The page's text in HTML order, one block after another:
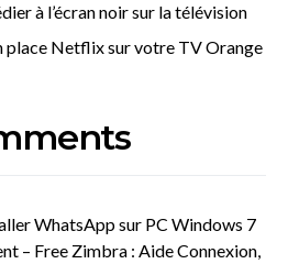
à l’écran noir sur la télévision
place Netflix sur votre TV Orange
WhatsApp sur PC Windows 7
– Free Zimbra : Aide Connexion,